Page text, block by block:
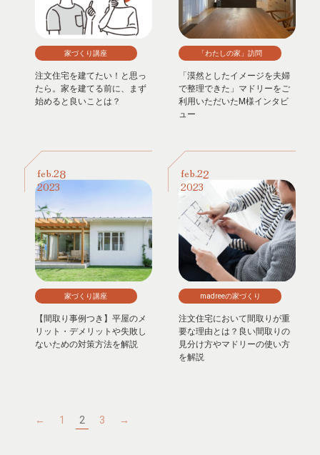
家づくり講座
注文住宅を建てたい！と思っ
たら。家を建てる前に、まず
始めると良いことは？
「わたしの家」訪問
「漠然としたイメージを夫婦
で整理できた」マドリーをご
利用いただいたM様インタビ
ュー
feb. 28
2023
家づくり講座
【間取り事例つき】平屋のメ
リット・デメリットや失敗し
ないための対策方法を解説
feb. 22
2023
madreeの家づくり
注文住宅において間取りが重
要な理由とは？良い間取りの
見分け方やマドリーの使い方
を解説
← 1 2 3 →